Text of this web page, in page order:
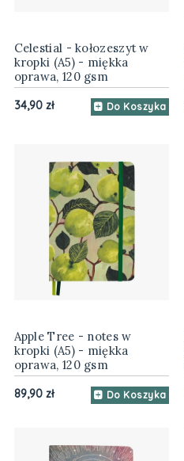
Celestial - kołozeszyt w
kropki (A5) - miękka
oprawa, 120 gsm
34,90 zł Do Koszyka
Apple Tree - notes w
kropki (A5) - miękka
oprawa, 120 gsm
89,90 zł Do Koszyka